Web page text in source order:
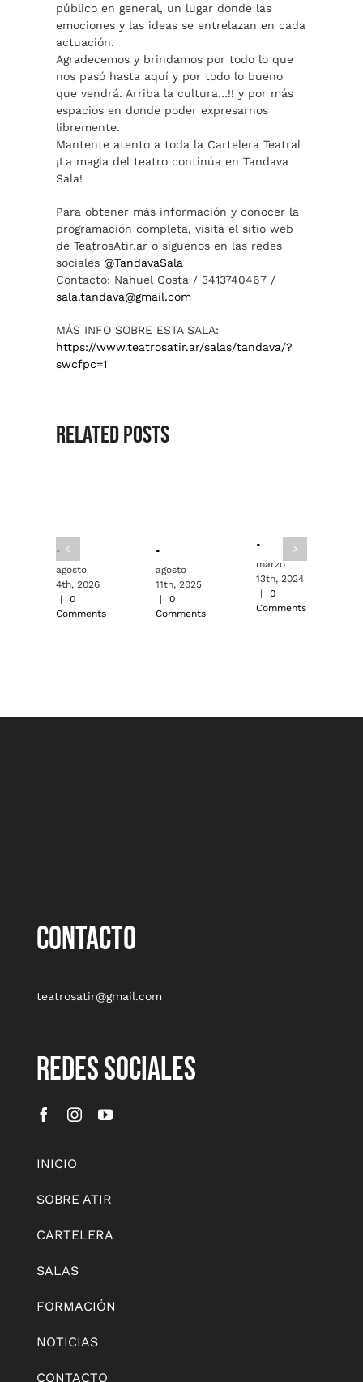
público en general, un lugar donde las
emociones y las ideas se entrelazan en cada
actuación.
Agradecemos y brindamos por todo lo que
nos pasó hasta aquí y por todo lo bueno
que vendrá. Arriba la cultura…!! y por más
espacios en donde poder expresarnos
libremente.
Mantente atento a toda la Cartelera Teatral
¡La magia del teatro continúa en Tandava
Sala!
Para obtener más información y conocer la
programación completa, visita el sitio web
de TeatrosAtir.ar o síguenos en las redes
sociales @TandavaSala
Contacto: Nahuel Costa / 3413740467 /
sala.tandava@gmail.com
MÁS INFO SOBRE ESTA SALA:
https://www.teatrosatir.ar/salas/tandava/?
swcfpc=1
Related Posts
.
agosto
4th, 2026
|
0
Comments
.
agosto
11th, 2025
|
0
Comments
.
marzo
13th, 2024
|
0
Comments
CONTACTO
teatrosatir@gmail.com
REDES SOCIALES
INICIO
SOBRE ATIR
CARTELERA
SALAS
FORMACIÓN
NOTICIAS
CONTACTO